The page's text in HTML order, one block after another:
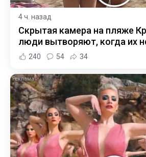
4 ч. назад
Скрытая камера на пляже
люди вытворяют, когда их
240 54 34